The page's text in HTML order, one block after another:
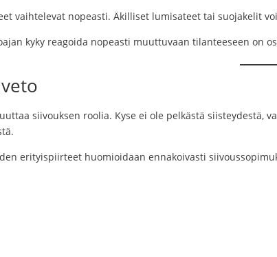
vaihtelevat nopeasti. Äkilliset lumisateet tai suojakelit
kyky reagoida nopeasti muuttuvaan tilanteeseen on
siivouksen roolia. Kyse ei ole pelkästä
erityispiirteet huomioidaan ennakoivasti